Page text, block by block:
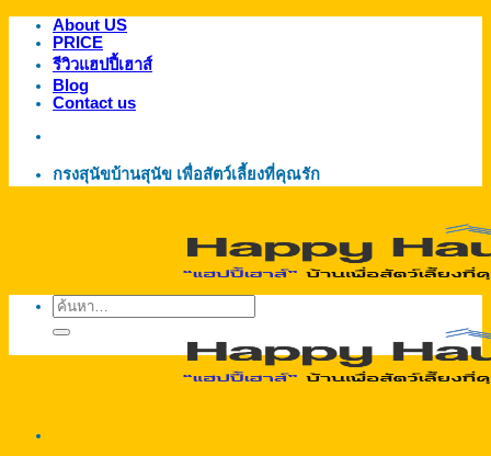
ข้าม
เนื้อหา
About US
PRICE
รีวิวแฮปปี้เฮาส์
Blog
Contact us
กรงสุนัขบ้านสุนัข เพื่อสัตว์เลี้ยงที่คุณรัก
ค้นหา: